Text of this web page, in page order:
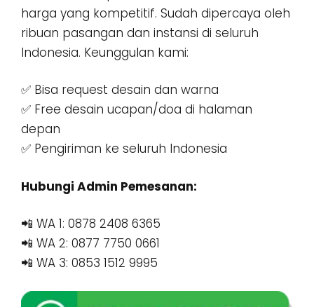
harga yang kompetitif. Sudah dipercaya oleh
ribuan pasangan dan instansi di seluruh
Indonesia. Keunggulan kami:
✅ Bisa request desain dan warna
✅ Free desain ucapan/doa di halaman
depan
✅ Pengiriman ke seluruh Indonesia
Hubungi Admin Pemesanan:
📲 WA 1: 0878 2408 6365
📲 WA 2: 0877 7750 0661
📲 WA 3: 0853 1512 9995